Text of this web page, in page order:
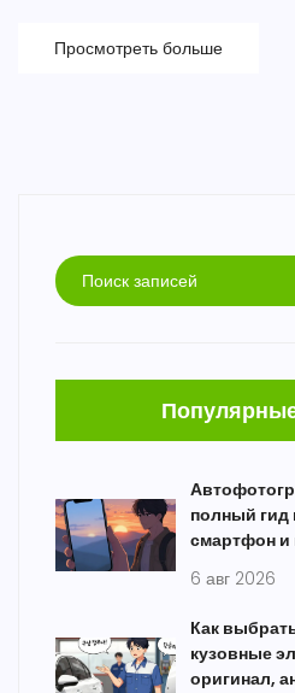
Просмотреть больше
полный гид
смартфон и
6 авг 2026
Как
кузовные
оригинал,